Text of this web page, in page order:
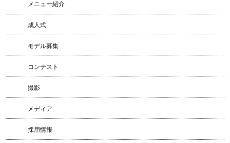
メニュー紹介
成人式
モデル募集
コンテスト
撮影
メディア
採用情報